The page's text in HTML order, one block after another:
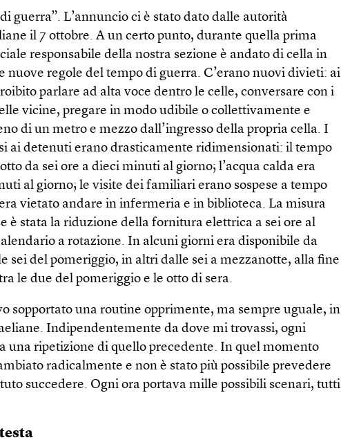
guerra”. L’annuncio ci è stato dato dalle autorità
il 7 ottobre. A un certo punto, durante quella prima
responsabile della nostra sezione è andato di cella in
nuove regole del tempo di guerra. C’erano nuovi divieti: ai
parlare ad alta voce dentro le celle, conversare con i
vicine, pregare in modo udibile o collettivamente e
di un metro e mezzo dall’ingresso della propria cella. I
ai detenuti erano drasticamente ridimensionati: il tempo
da sei ore a dieci minuti al giorno; l’acqua calda era
al giorno; le visite dei familiari erano sospese a tempo
vietato andare in infermeria e in biblioteca. La misura
è stata la riduzione della fornitura elettrica a sei ore al
a rotazione. In alcuni giorni era disponibile da
sei del pomeriggio, in altri dalle sei a mezzanotte, alla fine
le due del pomeriggio e le otto di sera.
sopportato una routine opprimente, ma sempre uguale, in
Indipendentemente da dove mi trovassi, ogni
una ripetizione di quello precedente. In quel momento
radicalmente e non è stato più possibile prevedere
succedere. Ogni ora portava mille possibili scenari, tutti